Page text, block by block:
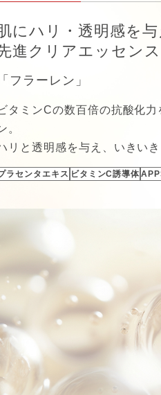
にハリ・透明感を与
進クリアエッセンス
フラーレン」
タミンCの数百倍の抗酸化
。
リと透明感を与え、いきいき
ラセンタエキス ビタミンC誘導体